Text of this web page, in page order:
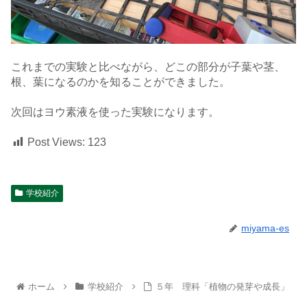
これまでの実験と比べながら、どこの部分が子葉や茎、
根、葉になるのかを知ることができました。
次回はヨウ素液を使った実験になります。
Post Views: 123
学校紹介
miyama-es
ホーム 学校紹介 ５年 理科「植物の発芽や成長」